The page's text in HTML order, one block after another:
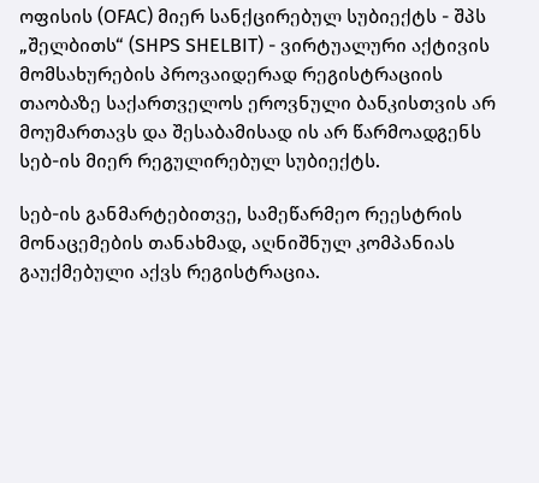
ოფისის (OFAC) მიერ სანქცირებულ სუბიექტს - შპს
„შელბითს“ (SHPS SHELBIT) - ვირტუალური აქტივის
მომსახურების პროვაიდერად რეგისტრაციის
თაობაზე საქართველოს ეროვნული ბანკისთვის არ
მოუმართავს და შესაბამისად ის არ წარმოადგენს
სებ-ის მიერ რეგულირებულ სუბიექტს.
სებ-ის განმარტებითვე, სამეწარმეო რეესტრის
მონაცემების თანახმად, აღნიშნულ კომპანიას
გაუქმებული აქვს რეგისტრაცია.